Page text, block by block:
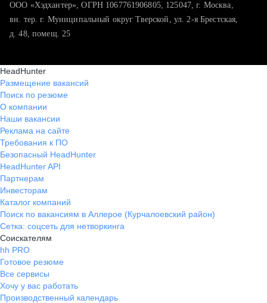
ООО «Хэдхантер», ОГРН 1067761906805, 125047, г. Москва,
вн. тер. г. Муниципальный округ Тверской, ул. 2-я Брестская,
д. 48, помещ. 25
HeadHunter
Размещение вакансий
Поиск по резюме
О компании
Наши вакансии
Реклама на сайте
Требования к ПО
Безопасный HeadHunter
HeadHunter API
Партнерам
Инвесторам
Каталог компаний
Поиск по вакансиям в Аллерое (Курчалоевский район)
Сетка: соцсеть для нетворкинга
Соискателям
hh PRO
Готовое резюме
Все сервисы
Хочу у вас работать
Производственный календарь